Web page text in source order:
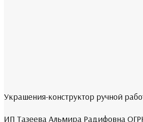
Украшения-конструктор ручной
ИП Тазеева Альмира Радифовна